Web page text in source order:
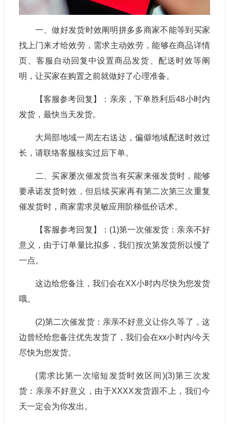
一、做好发货时效阐明拼多多商家不能等到买家
找上门来才给效劳，需求主动效劳，能够在商品详情
页、客服自动回复中设置商品发货、配送时效等阐
明，让买家在购置之前就做好了心理准备。
【客服参考回复】：亲亲，下单胜利后48小时内
发货，最快当天发货。
大局部地域一周左右送达，偏僻地域配送时效过
长，请联络客服核实过后下单。
二、买家屡次催发货当有买家来催发货时，能够
要承诺发货时效，但后续买家再有第二次第三次重复
催发货时，商家需求灵敏应用阶梯低价话术。
【客服参考回复】：(1)第一次催发货：亲亲不好
意义，由于订单量比拟多，我们按次第发货所以慢了
一点。
这边给您备注，我们会在XX小时内尽快为您发货
哦。
(2)第二次催发货：亲亲不好意义让你久等了，这
边曾经给您备注优先发货了，我们会在xx小时内/今天
尽快为您发货。
(需求比第一次缩短发货时效区间)(3)第三次发
货：亲亲不好意义，由于XXXX发货跟不上，我们今
天一定会为你发出。